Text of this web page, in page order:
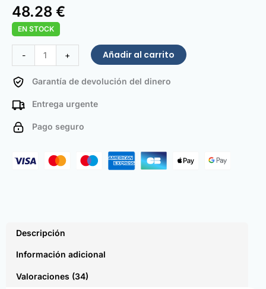
Valorado
con5.00
de 5 en
base a
34
valoraciones
de
clientes
48.28 €
EN STOCK
-
and
Grassland
25
cantidad
+ Añadir al carrito
Garantía de devolución del dinero
Entrega urgente
Pago seguro
Descripción
Información adicional
Valoraciones (34)